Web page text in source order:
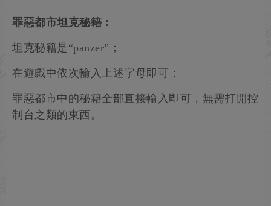
罪惡都市坦克秘籍：
坦克秘籍是“panzer”；
在遊戲中依次輸入上述字母即可；
罪惡都市中的秘籍全部直接輸入即可，無需打開控
制台之類的東西。